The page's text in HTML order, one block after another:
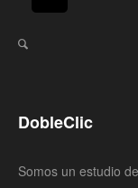
DobleClic
Somos un estudio